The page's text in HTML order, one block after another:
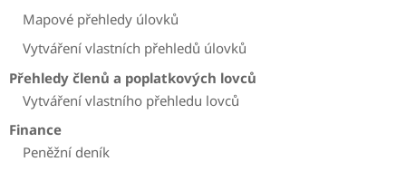
Mapové přehledy úlovků
Vytváření vlastních přehledů úlovků
Přehledy členů a poplatkových lovců
Vytváření vlastního přehledu lovců
Finance
Peněžní deník